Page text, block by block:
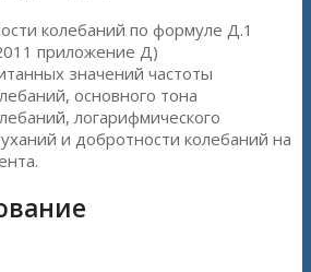
колебаний по формуле Д.1
приложение Д)
значений частоты
основного тона
логарифмического
и добротности колебаний на